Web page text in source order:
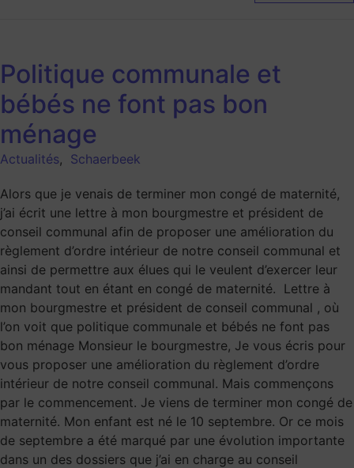
Politique communale et
bébés ne font pas bon
ménage
Actualités, Schaerbeek
Alors que je venais de terminer mon congé de maternité,
j’ai écrit une lettre à mon bourgmestre et président de
conseil communal afin de proposer une amélioration du
règlement d’ordre intérieur de notre conseil communal et
ainsi de permettre aux élues qui le veulent d’exercer leur
mandant tout en étant en congé de maternité. Lettre à
mon bourgmestre et président de conseil communal , où
l’on voit que politique communale et bébés ne font pas
bon ménage Monsieur le bourgmestre, Je vous écris pour
vous proposer une amélioration du règlement d’ordre
intérieur de notre conseil communal. Mais commençons
par le commencement. Je viens de terminer mon congé de
maternité. Mon enfant est né le 10 septembre. Or ce mois
de septembre a été marqué par une évolution importante
dans un des dossiers que j’ai en charge au conseil